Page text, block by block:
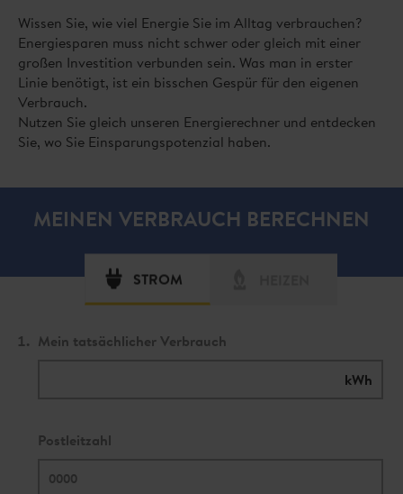
Wissen Sie, wie viel Energie Sie im Alltag verbrauchen?
Energiesparen muss nicht schwer oder gleich mit einer
großen Investition verbunden sein. Was man in erster
Linie benötigt, ist ein bisschen Gespür für den eigenen
Verbrauch.
Nutzen Sie gleich unseren Energierechner und entdecken
Sie, wo Sie Einsparungspotenzial haben.
MEINEN VERBRAUCH BERECHNEN
STROM
1. Mein tatsächlicher Verbrauch
kWh
Postleitzahl